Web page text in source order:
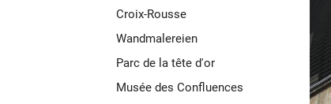
Croix-Rousse
Wandmalereien
Parc de la tête d'or
Musée des Confluences